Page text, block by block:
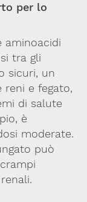
per lo
aminoacidi
tra gli
sicuri, un
reni e fegato,
di salute
è
moderate.
può